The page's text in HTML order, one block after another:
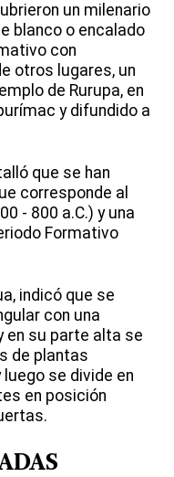
un milenario
blanco o encalado
con
otros lugares, un
de Rurupa, en
y difundido a
que se han
corresponde al
- 800 a.C.) y una
Formativo
indicó que se
con una
en su parte alta se
de plantas
se divide en
en posición